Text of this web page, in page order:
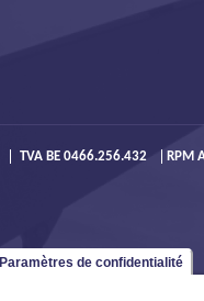
TVA BE 0466.256.432 RPM
Paramètres de confidentialité